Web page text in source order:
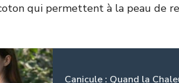
qui permettent à la peau de
Canicule : Quand la